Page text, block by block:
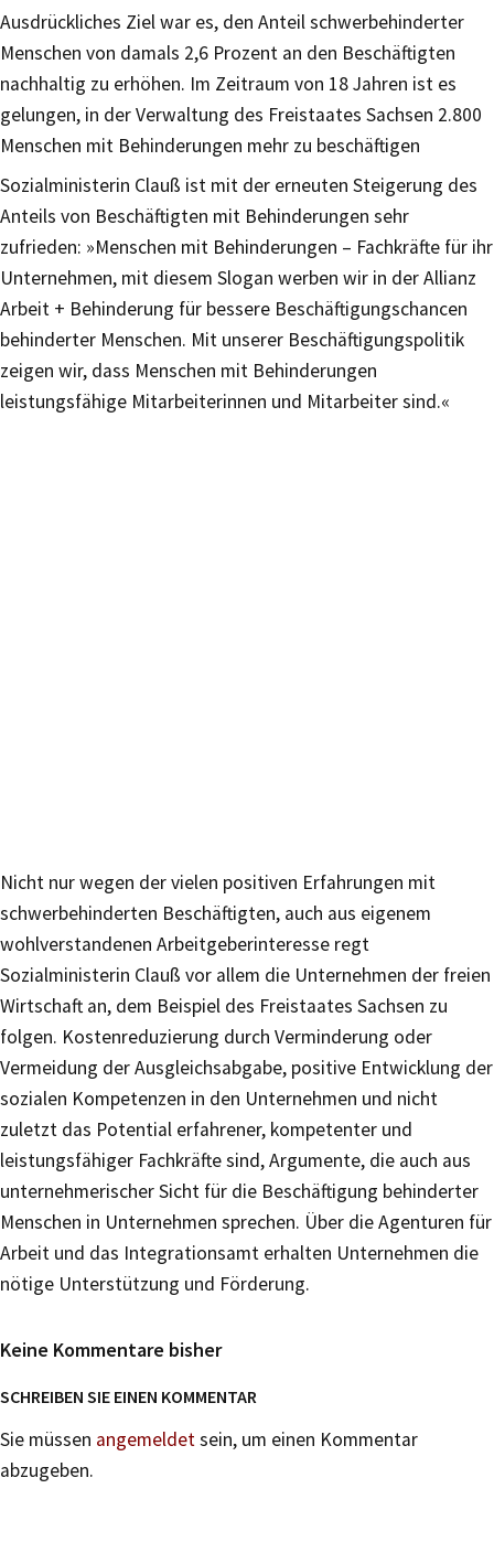
Ausdrückliches Ziel war es, den Anteil schwerbehinderter
Menschen von damals 2,6 Prozent an den Beschäftigten
nachhaltig zu erhöhen. Im Zeitraum von 18 Jahren ist es
gelungen, in der Verwaltung des Freistaates Sachsen 2.800
Menschen mit Behinderungen mehr zu beschäftigen
Sozialministerin Clauß ist mit der erneuten Steigerung des
Anteils von Beschäftigten mit Behinderungen sehr
zufrieden: »Menschen mit Behinderungen – Fachkräfte für ihr
Unternehmen, mit diesem Slogan werben wir in der Allianz
Arbeit + Behinderung für bessere Beschäftigungschancen
behinderter Menschen. Mit unserer Beschäftigungspolitik
zeigen wir, dass Menschen mit Behinderungen
leistungsfähige Mitarbeiterinnen und Mitarbeiter sind.«
Nicht nur wegen der vielen positiven Erfahrungen mit
schwerbehinderten Beschäftigten, auch aus eigenem
wohlverstandenen Arbeitgeberinteresse regt
Sozialministerin Clauß vor allem die Unternehmen der freien
Wirtschaft an, dem Beispiel des Freistaates Sachsen zu
folgen. Kostenreduzierung durch Verminderung oder
Vermeidung der Ausgleichsabgabe, positive Entwicklung der
sozialen Kompetenzen in den Unternehmen und nicht
zuletzt das Potential erfahrener, kompetenter und
leistungsfähiger Fachkräfte sind, Argumente, die auch aus
unternehmerischer Sicht für die Beschäftigung behinderter
Menschen in Unternehmen sprechen. Über die Agenturen für
Arbeit und das Integrationsamt erhalten Unternehmen die
nötige Unterstützung und Förderung.
Keine Kommentare bisher
SCHREIBEN SIE EINEN KOMMENTAR
Sie müssen angemeldetsein, um einen Kommentar
abzugeben.